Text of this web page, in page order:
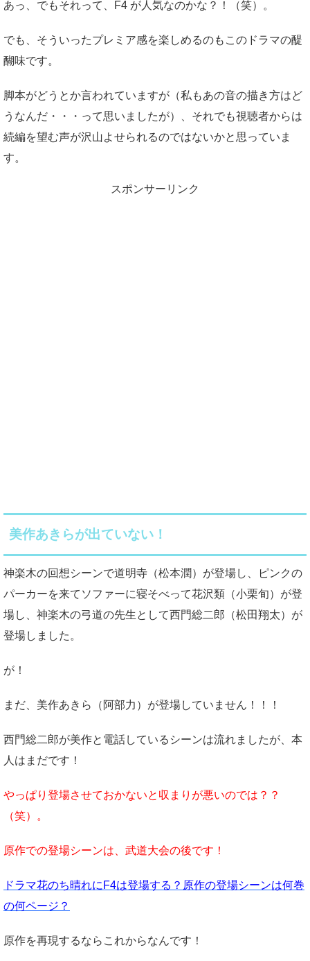
あっ、でもそれって、F4 が人気なのかな？！（笑）。
でも、そういったプレミア感を楽しめるのもこのドラマの醍
醐味です。
脚本がどうとか言われていますが（私もあの音の描き方はど
うなんだ・・・って思いましたが）、それでも視聴者からは
続編を望む声が沢山よせられるのではないかと思っていま
す。
スポンサーリンク
美作あきらが出ていない！
神楽木の回想シーンで道明寺（松本潤）が登場し、ピンクの
パーカーを来てソファーに寝そべって花沢類（小栗旬）が登
場し、神楽木の弓道の先生として西門総二郎（松田翔太）が
登場しました。
が！
まだ、美作あきら（阿部力）が登場していません！！！
西門総二郎が美作と電話しているシーンは流れましたが、本
人はまだです！
やっぱり登場させておかないと収まりが悪いのでは？？
（笑）。
原作での登場シーンは、武道大会の後です！
ドラマ花のち晴れにF4は登場する？原作の登場シーンは何巻
の何ページ？
原作を再現するならこれからなんです！